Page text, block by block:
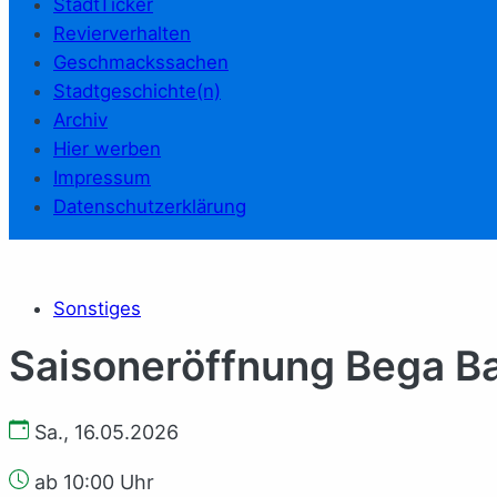
StadtTicker
Revierverhalten
Geschmackssachen
Stadtgeschichte(n)
Archiv
Hier werben
Impressum
Datenschutzerklärung
Sonstiges
Saisoneröffnung Bega
Sa., 16.05.2026
ab 10:00 Uhr